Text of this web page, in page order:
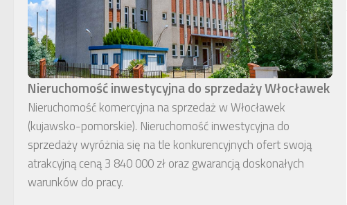
Nieruchomość inwestycyjna do sprzedaży Włocławek
Nieruchomość komercyjna na sprzedaż w Włocławek
(kujawsko-pomorskie). Nieruchomość inwestycyjna do
sprzedaży wyróżnia się na tle konkurencyjnych ofert swoją
atrakcyjną ceną 3 840 000 zł oraz gwarancją doskonałych
warunków do pracy.